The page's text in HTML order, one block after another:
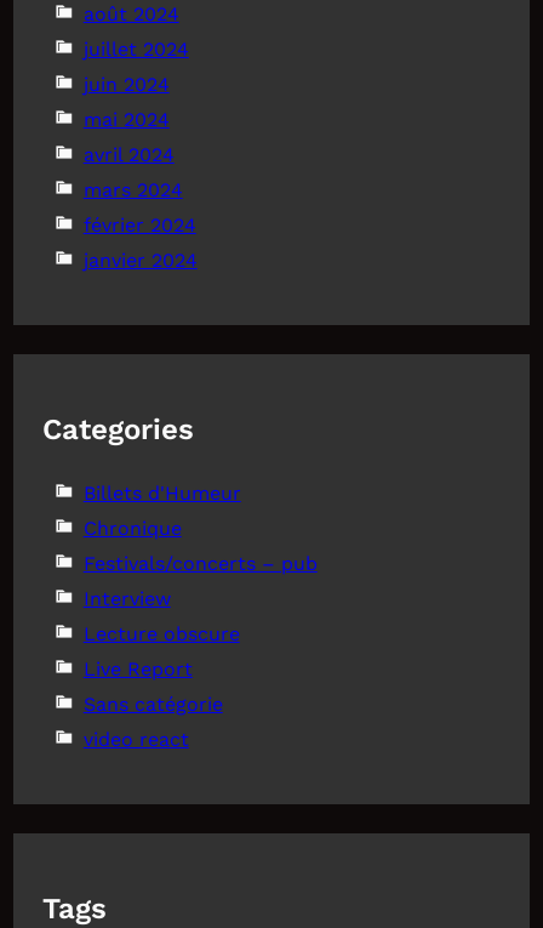
août 2024
juillet 2024
juin 2024
mai 2024
avril 2024
mars 2024
février 2024
janvier 2024
Categories
Billets d'Humeur
Chronique
Festivals/concerts – pub
Interview
Lecture obscure
Live Report
Sans catégorie
video react
Tags